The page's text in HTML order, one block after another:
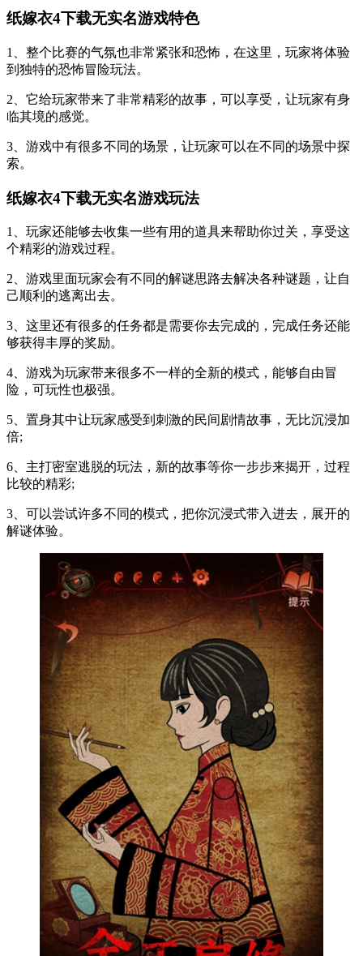
纸嫁衣4下载无实名游戏特色
1、整个比赛的气氛也非常紧张和恐怖，在这里，玩家将体验
到独特的恐怖冒险玩法。
2、它给玩家带来了非常精彩的故事，可以享受，让玩家有身
临其境的感觉。
3、游戏中有很多不同的场景，让玩家可以在不同的场景中探
索。
纸嫁衣4下载无实名游戏玩法
1、玩家还能够去收集一些有用的道具来帮助你过关，享受这
个精彩的游戏过程。
2、游戏里面玩家会有不同的解谜思路去解决各种谜题，让自
己顺利的逃离出去。
3、这里还有很多的任务都是需要你去完成的，完成任务还能
够获得丰厚的奖励。
4、游戏为玩家带来很多不一样的全新的模式，能够自由冒
险，可玩性也极强。
5、置身其中让玩家感受到刺激的民间剧情故事，无比沉浸加
倍;
6、主打密室逃脱的玩法，新的故事等你一步步来揭开，过程
比较的精彩;
3、可以尝试许多不同的模式，把你沉浸式带入进去，展开的
解谜体验。